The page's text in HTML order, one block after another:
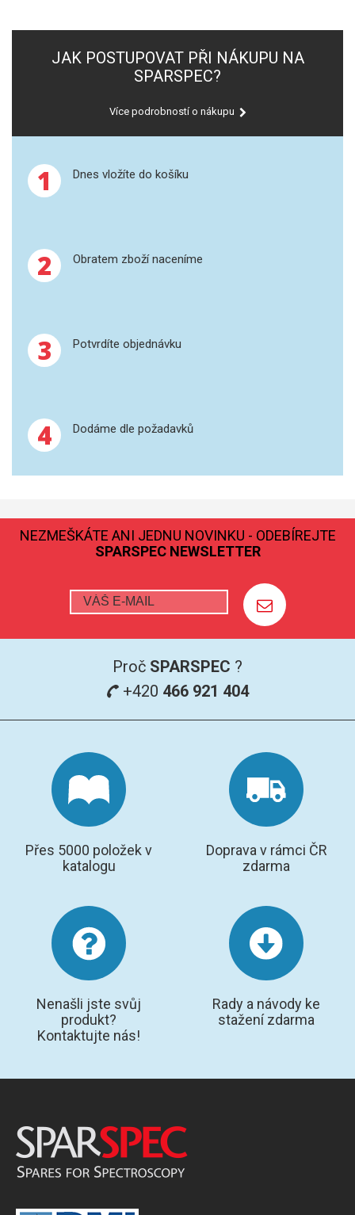
OTEVŘENÝ ROZKLAD
TLAKOVÉ AUTOKLÁVY
TAVENÍ
SPEX MLETÍ
MS/SPM
SUBSTRÁTY
KALIBRACE
JAK POSTUPOVAT PŘI NÁKUPU NA
SPARSPEC?
Více podrobností o nákupu
1 Dnes vložíte do košíku
2 Obratem zboží naceníme
3 Potvrdíte objednávku
4 Dodáme dle požadavků
NEZMEŠKÁTE ANI JEDNU NOVINKU - ODEBÍREJTE
SPARSPEC NEWSLETTER
Proč SPARSPEC ?
+420 466 921 404
Přes 5000 položek v
katalogu
Doprava v rámci ČR
zdarma
Nenašli jste svůj
produkt?
Kontaktujte nás!
Rady a návody ke
stažení zdarma